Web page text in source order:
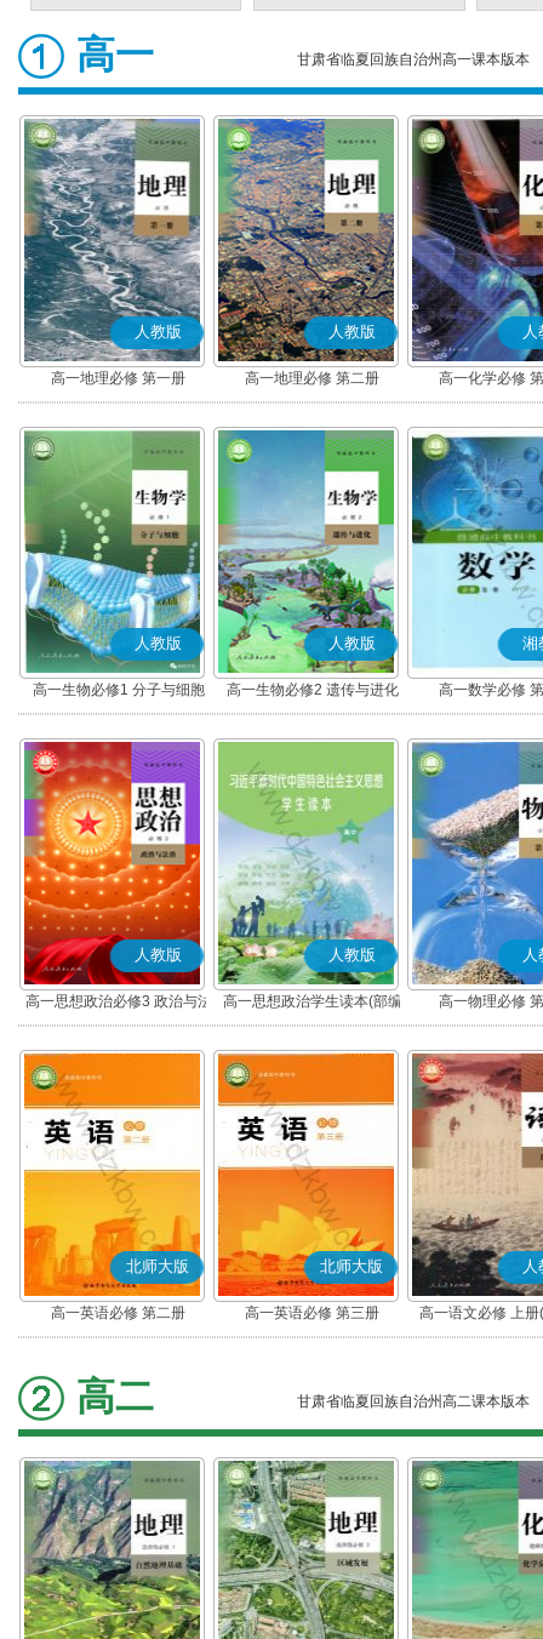
高一 甘肃省临夏回族自治州高一课本版本
人教版
高一地理必修 第一册
人教版
高一地理必修 第二册
人
高一化学必修
人教版
高一生物必修1 分子与细胞
人教版
高一生物必修2 遗传与进化
湘
高一数学必修
人教版
高一思想政治必修3 政治与法
治(部编版)
人教版
高一思想政治学生读本(部编
版)
人
高一物理必修
北师大版
高一英语必修 第二册
北师大版
高一英语必修 第三册
人
高一语文必修 上
高二 甘肃省临夏回族自治州高二课本版本